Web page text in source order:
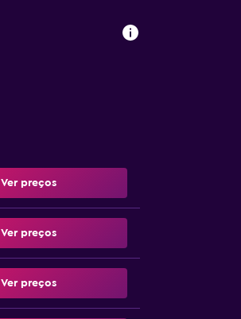
Ver preços
Ver preços
Ver preços